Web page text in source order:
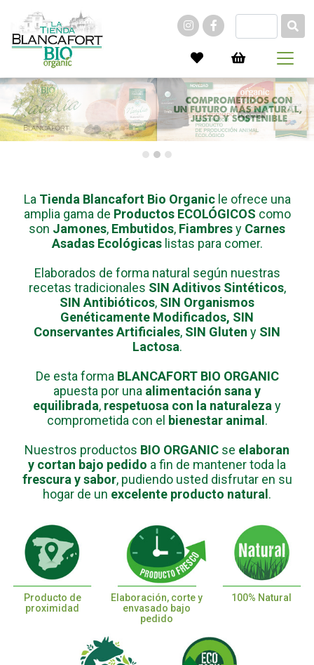
Previous Next
La Tienda Blancafort Bio Organicle ofrece una
amplia gama de Productos ECOLÓGICOS como
son Jamones, Embutidos, Fiambresy Carnes
Asadas Ecológicaslistas para comer.
Elaborados de forma natural según nuestras
recetas tradicionales SIN Aditivos Sintéticos,
SIN Antibióticos, SIN Organismos
Genéticamente Modificados, SIN
Conservantes Artificiales, SIN Gluten y SIN
Lactosa.
De esta forma BLANCAFORT BIO ORGANIC
apuesta por una alimentación sana y
equilibrada, respetuosa con la naturaleza y
comprometida con el bienestar animal.
Nuestros productos BIO ORGANIC se elaboran
y cortan bajo pedido a fin de mantener toda la
frescura y sabor, pudiendo usted disfrutar en su
hogar de un excelente producto natural.
Producto de
proximidad
Elaboración, corte y
envasado bajo
pedido
100% Natural